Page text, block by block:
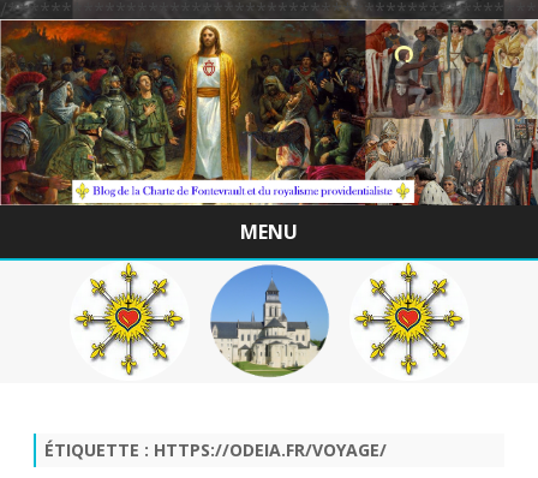
/
MENU
Skip
to
content
ÉTIQUETTE : HTTPS://ODEIA.FR/VOYAGE/